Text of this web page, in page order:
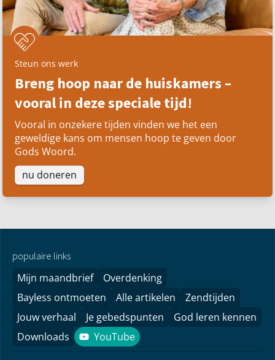
Steun ons werk
Breng hoop naar de huiskamers –
vooral in deze speciale tijd!
Vooral in onzekere tijden vinden we het een
geweldige kans om mensen hoop te geven door
Gods Woord.
nu doneren
populaire links
Mijn maandbrief
Overdenking
Bayless ontmoeten
Alle artikelen
Zendtijden
Jouw verhaal
Je gebedspunten
God leren kennen
Downloads
YouTube
YouTube